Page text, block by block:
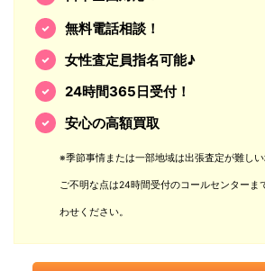
無料電話相談！
女性査定員指名可能♪
24時間365日受付！
安心の高額買取
※季節事情または一部地域は出張査定が難しい
ご不明な点は24時間受付のコールセンターま
わせください。